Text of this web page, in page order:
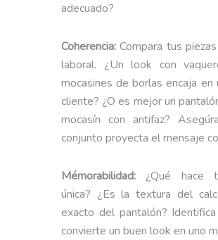
adecuado?
Coherencia: Compara tus
laboral. ¿Un look con
mocasines de borlas encaja en
cliente? ¿O es mejor un
mocasín con antifaz?
conjunto proyecta el mensaje
Mémorabilidad: ¿Qué hace
única? ¿Es la textura del
exacto del pantalón?
convierte un buen look en uno